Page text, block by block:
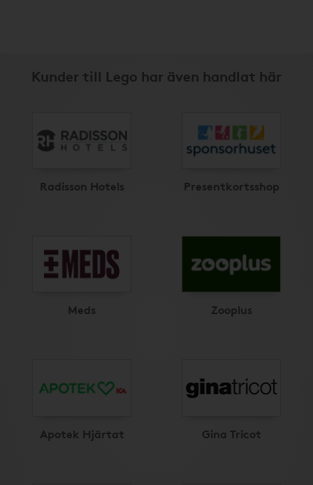
Kunder till Lego har även handlat här
Radisson Hotels Presentkortsshop
Meds Zooplus
Apotek Hjärtat Gina Tricot